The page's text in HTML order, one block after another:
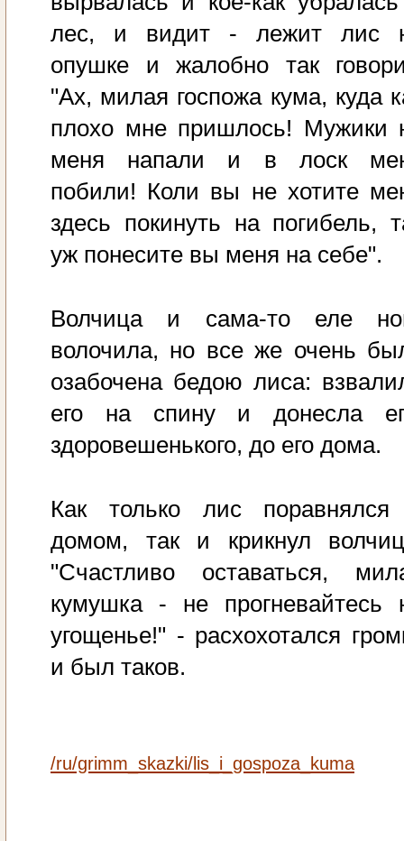
лес, и видит - лежит лис
опушке и жалобно так
"Ах, милая госпожа кума, куда
плохо мне пришлось! Мужики
меня напали и в лоск
побили! Коли вы не хотите
здесь покинуть на погибель,
уж понесите вы меня на себе".
Волчица и сама-то еле
волочила, но все же очень
озабочена бедою лиса:
его на спину и донесла
здоровешенького, до его дома.
Как только лис
домом, так и крикнул
"Счастливо оставаться,
кумушка - не прогневайтесь
угощенье!" - расхохотался
и был таков.
/ru/grimm_skazki/lis_i_gospoza_kuma